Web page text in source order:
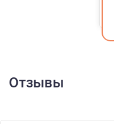
Отзывы